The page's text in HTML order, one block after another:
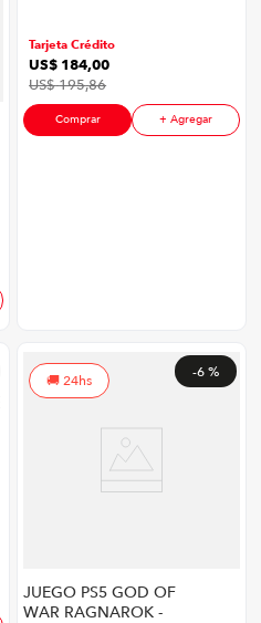
Tarjeta Crédito
US$ 184,00
US$195,86
Comprar + Agregar
-6 %
24hs
JUEGO PS5 GOD OF
WAR RAGNAROK -